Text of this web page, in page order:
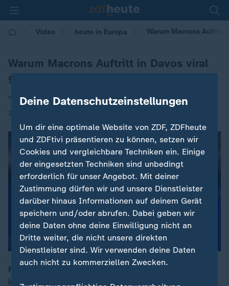
Video heute in Europa Warum Macrons
Warum Macrons Auftritt in Davos viral
geht
von Tina Andrecht
28.01.2026 | 16:00
Frankreichs Präsident trug beim Weltwirtschaftsforum
in Davos eine verspiegelte Sonnenbrille – und auch
Deine Datenschutzeinstellungen
Um dir eine optimale Website von ZDF, ZDFheute
und ZDFtivi präsentieren zu können, setzen wir
Cookies und vergleichbare Techniken ein. Einige
der eingesetzten Techniken sind unbedingt
erforderlich für unser Angebot. Mit deiner
Zustimmung dürfen wir und unsere Dienstleister
darüber hinaus Informationen auf deinem Gerät
speichern und/oder abrufen. Dabei geben wir
deine Daten ohne deine Einwilligung nicht an
Dritte weiter, die nicht unsere direkten
Dienstleister sind. Wir verwenden deine Daten
auch nicht zu kommerziellen Zwecken.